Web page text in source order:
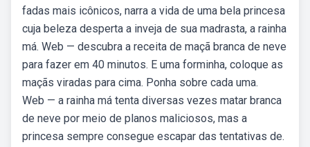
fadas mais icônicos, narra a vida de uma bela princesa
cuja beleza desperta a inveja de sua madrasta, a rainha
má. Web — descubra a receita de maçã branca de neve
para fazer em 40 minutos. E uma forminha, coloque as
maçãs viradas para cima. Ponha sobre cada uma.
Web — a rainha má tenta diversas vezes matar branca
de neve por meio de planos maliciosos, mas a
princesa sempre consegue escapar das tentativas de.